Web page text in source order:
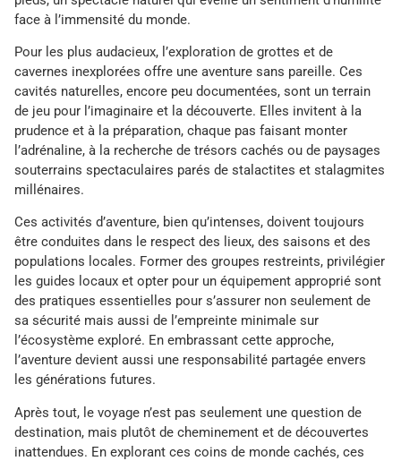
face à l’immensité du monde.
Pour les plus audacieux, l’exploration de grottes et de
cavernes inexplorées offre une aventure sans pareille. Ces
cavités naturelles, encore peu documentées, sont un terrain
de jeu pour l’imaginaire et la découverte. Elles invitent à la
prudence et à la préparation, chaque pas faisant monter
l’adrénaline, à la recherche de trésors cachés ou de paysages
souterrains spectaculaires parés de stalactites et stalagmites
millénaires.
Ces activités d’aventure, bien qu’intenses, doivent toujours
être conduites dans le respect des lieux, des saisons et des
populations locales. Former des groupes restreints, privilégier
les guides locaux et opter pour un équipement approprié sont
des pratiques essentielles pour s’assurer non seulement de
sa sécurité mais aussi de l’empreinte minimale sur
l’écosystème exploré. En embrassant cette approche,
l’aventure devient aussi une responsabilité partagée envers
les générations futures.
Après tout, le voyage n’est pas seulement une question de
destination, mais plutôt de cheminement et de découvertes
inattendues. En explorant ces coins de monde cachés, ces